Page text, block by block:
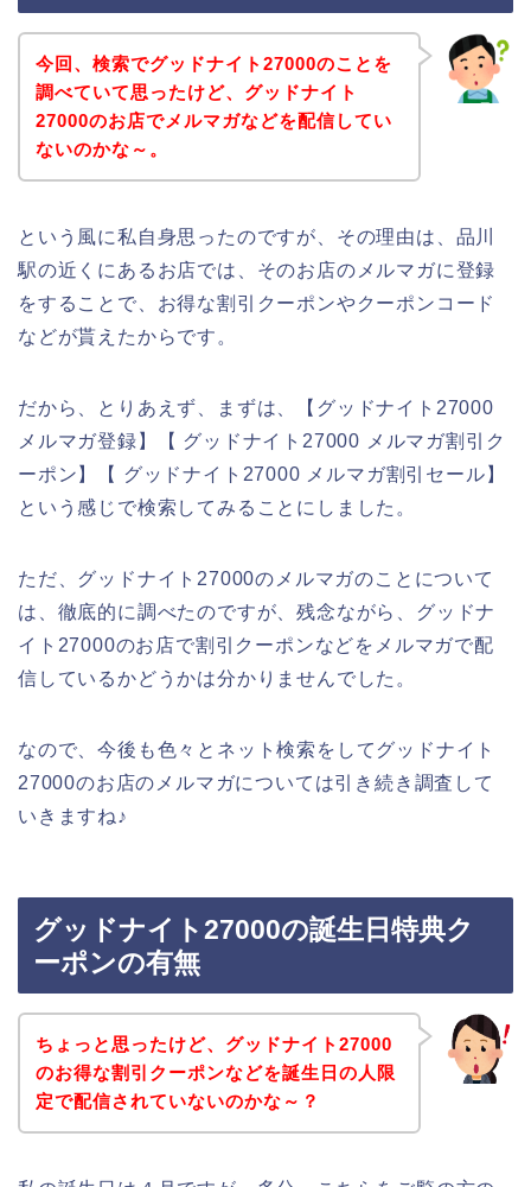
今回、検索でグッドナイト27000のことを
調べていて思ったけど、グッドナイト
27000のお店でメルマガなどを配信してい
ないのかな～。
という風に私自身思ったのですが、その理由は、品川
駅の近くにあるお店では、そのお店のメルマガに登録
をすることで、お得な割引クーポンやクーポンコード
などが貰えたからです。
だから、とりあえず、まずは、【グッドナイト27000
メルマガ登録】【 グッドナイト27000 メルマガ割引ク
ーポン】【 グッドナイト27000 メルマガ割引セール】
という感じで検索してみることにしました。
ただ、グッドナイト27000のメルマガのことについて
は、徹底的に調べたのですが、残念ながら、グッドナ
イト27000のお店で割引クーポンなどをメルマガで配
信しているかどうかは分かりませんでした。
なので、今後も色々とネット検索をしてグッドナイト
27000のお店のメルマガについては引き続き調査して
いきますね♪
グッドナイト27000の誕生日特典ク
ーポンの有無
ちょっと思ったけど、グッドナイト27000
のお得な割引クーポンなどを誕生日の人限
定で配信されていないのかな～？